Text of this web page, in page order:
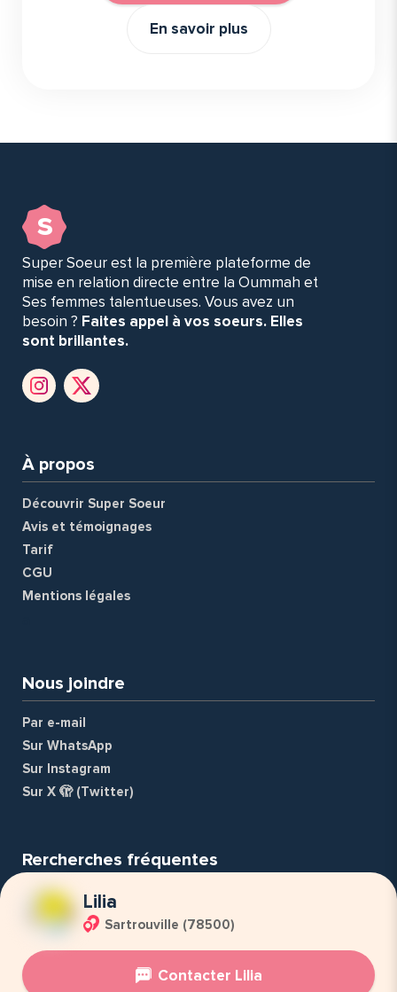
Lilia
Sartrouville (78500)
Contacter Lilia
En savoir plus
s
Super Soeur est la première plateforme de
mise en relation directe entre la Oummah et
Ses femmes talentueuses. Vous avez un
besoin ? Faites appel à vos soeurs. Elles
sont brillantes.
À propos
Découvrir Super Soeur
Avis et témoignages
Tarif
CGU
Mentions légales
Nous joindre
Par e-mail
Sur WhatsApp
Sur Instagram
Sur X 🫣 (Twitter)
Rercherches fréquentes
Nounou
Professeure d'arabe